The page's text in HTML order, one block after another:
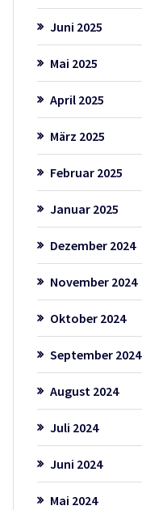
Juni 2025
Mai 2025
April 2025
März 2025
Februar 2025
Januar 2025
Dezember 2024
November 2024
Oktober 2024
September 2024
August 2024
Juli 2024
Juni 2024
Mai 2024